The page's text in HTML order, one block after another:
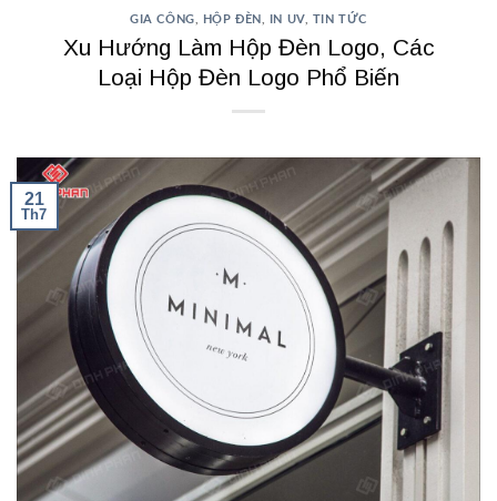
GIA CÔNG HỘP ĐÈN IN UV, TIN TỨC
Xu Hướng Làm Hộp Đèn Logo, Các
Loại Hộp Đèn Logo Phổ Biến
21
Th7